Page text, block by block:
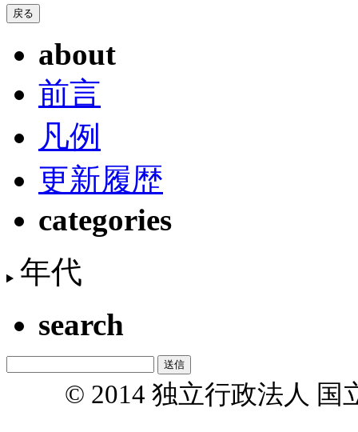
about
前言
凡例
更新履歴
categories
年代
search
© 2014 独立行政法人 国